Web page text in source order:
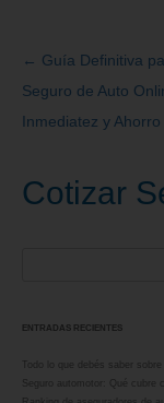
Navegación
de
entradas
← Guía Definitiva
Seguro de Auto
Inmediatez y
Cotizar
ENTRADAS RECIENTES
Seguro automotor: Qué cubre